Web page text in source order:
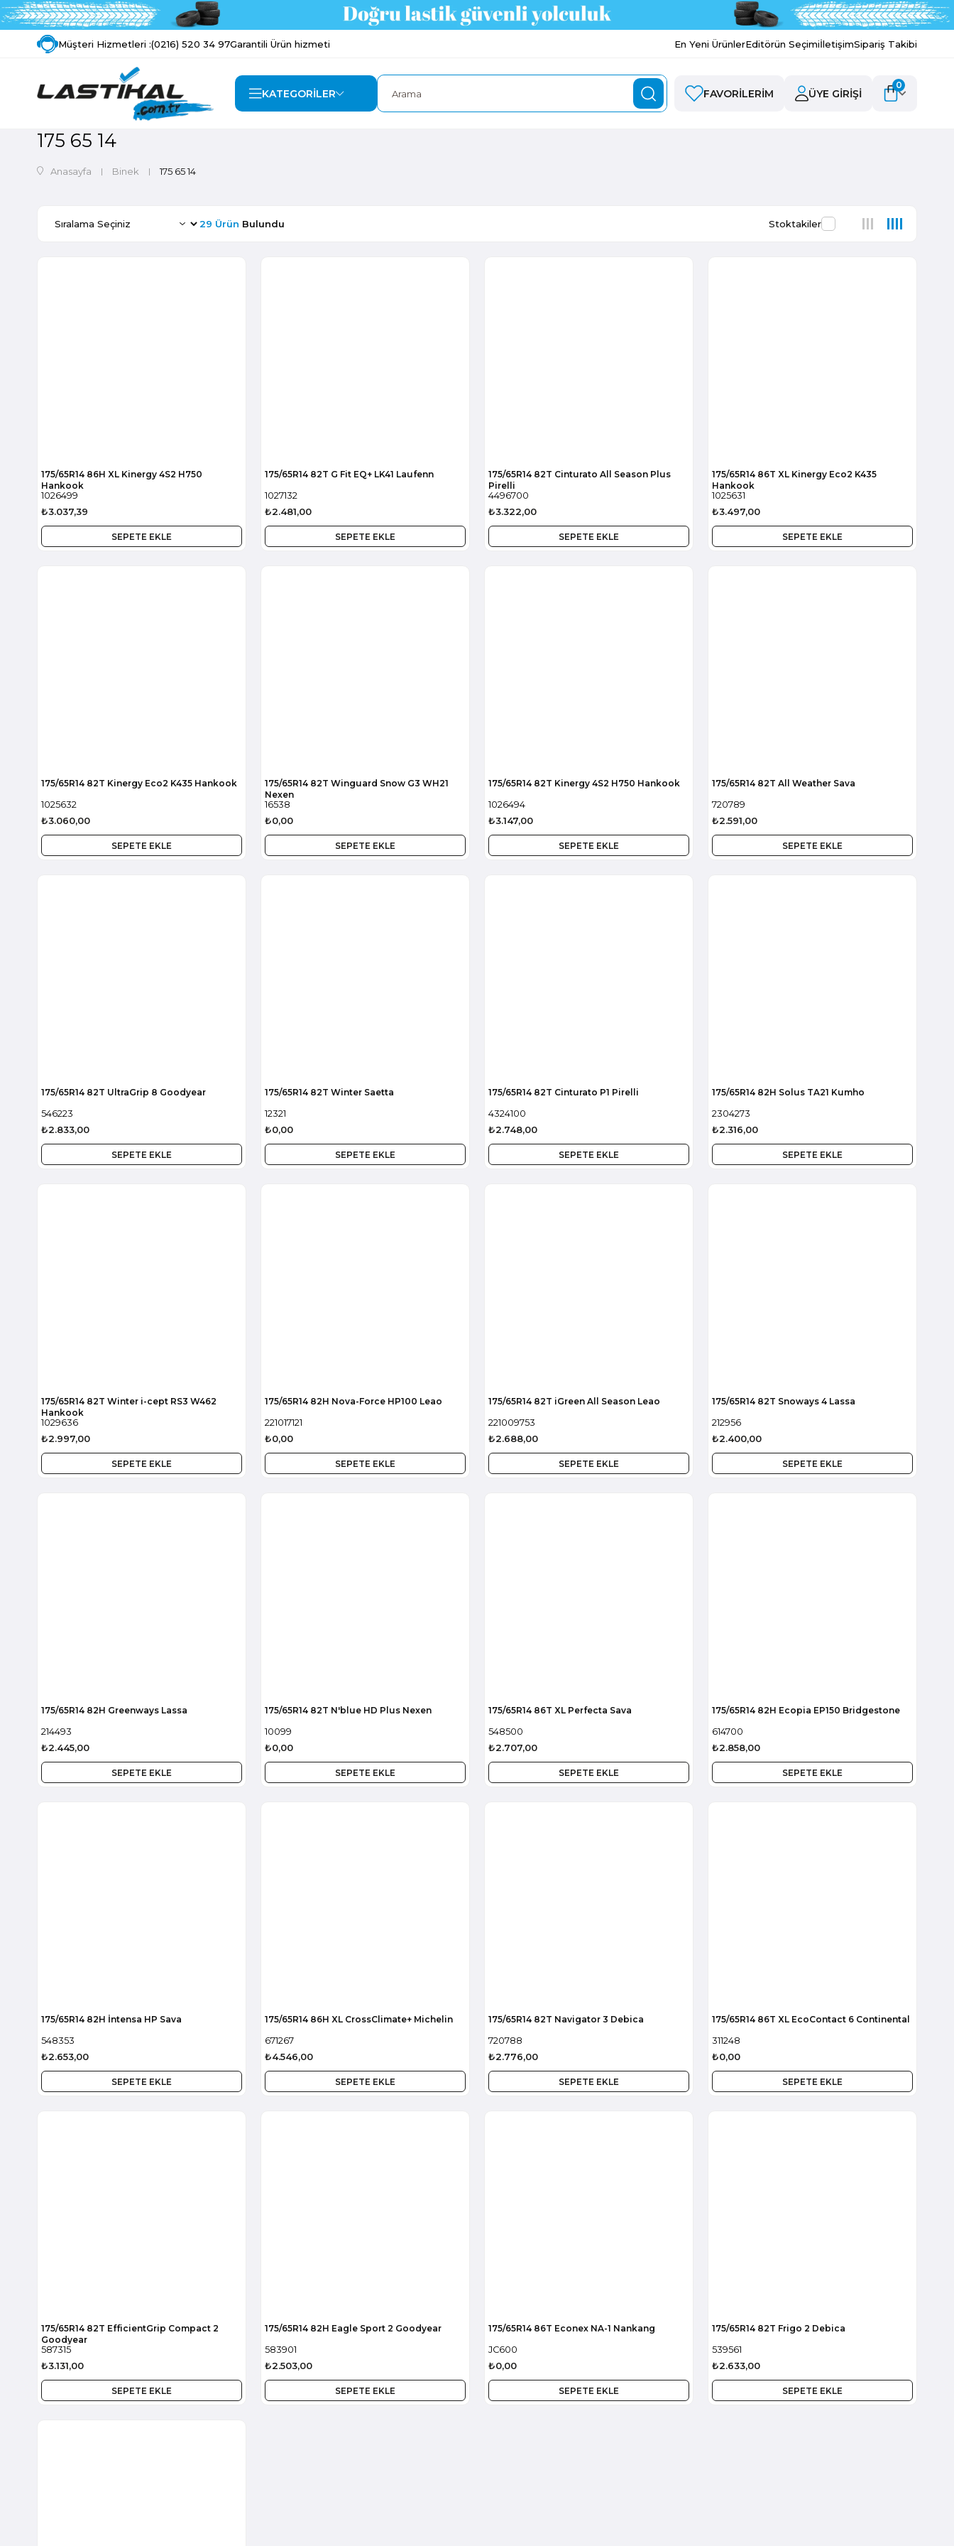
Müşteri Hizmetleri :(0216) 520 34 97Garantili Ürün hizmeti En Yeni ÜrünlerEditörün SeçimiİletişimSipariş Takibi
KATEGORİLER FAVORILERIM ÜYE GIRIŞI
0
175 65 14
Anasayfa Binek 175 65 14
Stoktakiler
29 Ürün
175/65R14 86H XL Kinergy 4S2 H750
Hankook
1026499
₺3.037,39
SEPETE EKLE
175/65R14 82T G Fit EQ+ LK41 Laufenn
1027132
₺2.481,00
SEPETE EKLE
175/65R14 82T Cinturato All Season Plus
Pirelli
4496700
₺3.322,00
SEPETE EKLE
175/65R14 86T XL Kinergy Eco2 K435
Hankook
1025631
₺3.497,00
SEPETE EKLE
175/65R14 82T Kinergy Eco2 K435 Hankook
1025632
₺3.060,00
SEPETE EKLE
175/65R14 82T Winguard Snow G3 WH21
Nexen
16538
₺0,00
SEPETE EKLE
175/65R14 82T Kinergy 4S2 H750 Hankook
1026494
₺3.147,00
SEPETE EKLE
175/65R14 82T All Weather Sava
720789
₺2.591,00
SEPETE EKLE
175/65R14 82T UltraGrip 8 Goodyear
546223
₺2.833,00
SEPETE EKLE
175/65R14 82T Winter Saetta
12321
₺0,00
SEPETE EKLE
175/65R14 82T Cinturato P1 Pirelli
4324100
₺2.748,00
SEPETE EKLE
175/65R14 82H Solus TA21 Kumho
2304273
₺2.316,00
SEPETE EKLE
175/65R14 82T Winter i-cept RS3 W462
Hankook
1029636
₺2.997,00
SEPETE EKLE
175/65R14 82H Nova-Force HP100 Leao
221017121
₺0,00
SEPETE EKLE
175/65R14 82T iGreen All Season Leao
221009753
₺2.688,00
SEPETE EKLE
175/65R14 82T Snoways 4 Lassa
212956
₺2.400,00
SEPETE EKLE
175/65R14 82H Greenways Lassa
214493
₺2.445,00
SEPETE EKLE
175/65R14 82T N'blue HD Plus Nexen
10099
₺0,00
SEPETE EKLE
175/65R14 86T XL Perfecta Sava
548500
₺2.707,00
SEPETE EKLE
175/65R14 82H Ecopia EP150 Bridgestone
614700
₺2.858,00
SEPETE EKLE
175/65R14 82H İntensa HP Sava
548353
₺2.653,00
SEPETE EKLE
175/65R14 86H XL CrossClimate+ Michelin
671267
₺4.546,00
SEPETE EKLE
175/65R14 82T Navigator 3 Debica
720788
₺2.776,00
SEPETE EKLE
175/65R14 86T XL EcoContact 6 Continental
311248
₺0,00
SEPETE EKLE
175/65R14 82T EfficientGrip Compact 2
Goodyear
587315
₺3.131,00
SEPETE EKLE
175/65R14 82H Eagle Sport 2 Goodyear
583901
₺2.503,00
SEPETE EKLE
175/65R14 86T Econex NA-1 Nankang
JC600
₺0,00
SEPETE EKLE
175/65R14 82T Frigo 2 Debica
539561
₺2.633,00
SEPETE EKLE